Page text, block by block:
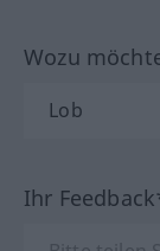
Wozu
Ihr